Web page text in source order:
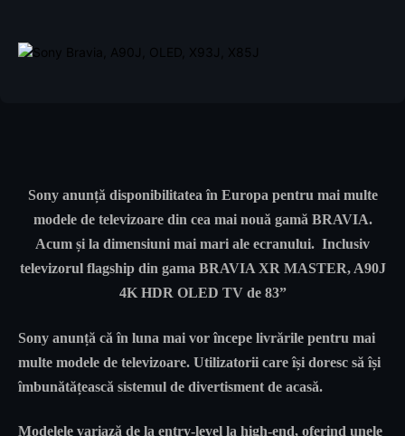
Sony anunță disponibilitatea în Europa pentru mai multe
modele de televizoare din cea mai nouă gamă BRAVIA.
Acum și la dimensiuni mai mari ale ecranului. Inclusiv
televizorul flagship din gama BRAVIA XR MASTER, A90J
4K HDR OLED TV de 83”
Sony anunță că în luna mai vor începe livrările pentru mai
multe modele de televizoare. Utilizatorii care își doresc să își
îmbunătățească sistemul de divertisment de acasă.
Modelele variază de la entry-level la high-end, oferind unele